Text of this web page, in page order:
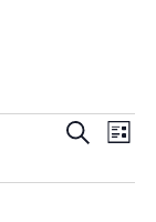
Recherche
de
Liste